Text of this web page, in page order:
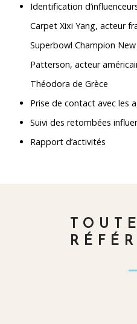
Identification
Carpet Xixi Yang, acteur
Superbowl Champion
Patterson, acteur
Théodora de Grèce
Prise de contact avec les
Suivi des retombées
Rapport d’activités